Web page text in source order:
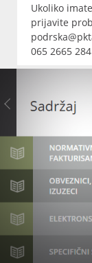
Ukoliko
prijavite
065 2665 284